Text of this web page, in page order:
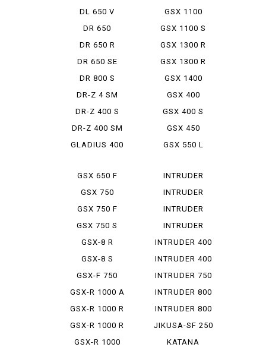
STROM
DL 650 V
STROM
DR 650
DR 650 R
DR 650 SE
DR 800 S
DR-Z 4 SM
DR-Z 400 S
DR-Z 400 SM
GLADIUS 400
GSX 1100
GSX 1100 S
KATANA
GSX 1300 R
HAYABUSA
GSX 1300 R
HAYABUS...
GSX 1400
GSX 400
GSX 400 S
KATANA
GSX 450
GSX 550 L
GSX 650 F
GSX 750
GSX 750 F
GSX 750 S
KATANA
GSX-8 R
GSX-8 S
GSX-F 750
GSX-R 1000 A
GSX-R 1000 R
GSX-R 1000 R
ABS
GSX-R 1000
INTRUDER
1400
INTRUDER
1500
INTRUDER
1500 LC S...
INTRUDER
1800 R
INTRUDER 400
INTRUDER 400
CLASSIC
INTRUDER 750
INTRUDER 800
INTRUDER 800
CLASSIC
JIKUSA-SF 250
KATANA